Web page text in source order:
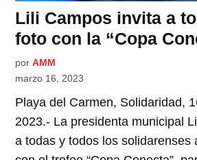
Lili Campos invita a
foto con la “Copa
por AMM
marzo 16, 2023
Playa del Carmen, Solidaridad,
2023.- La presidenta municipal
a todas y todos los solidarenses